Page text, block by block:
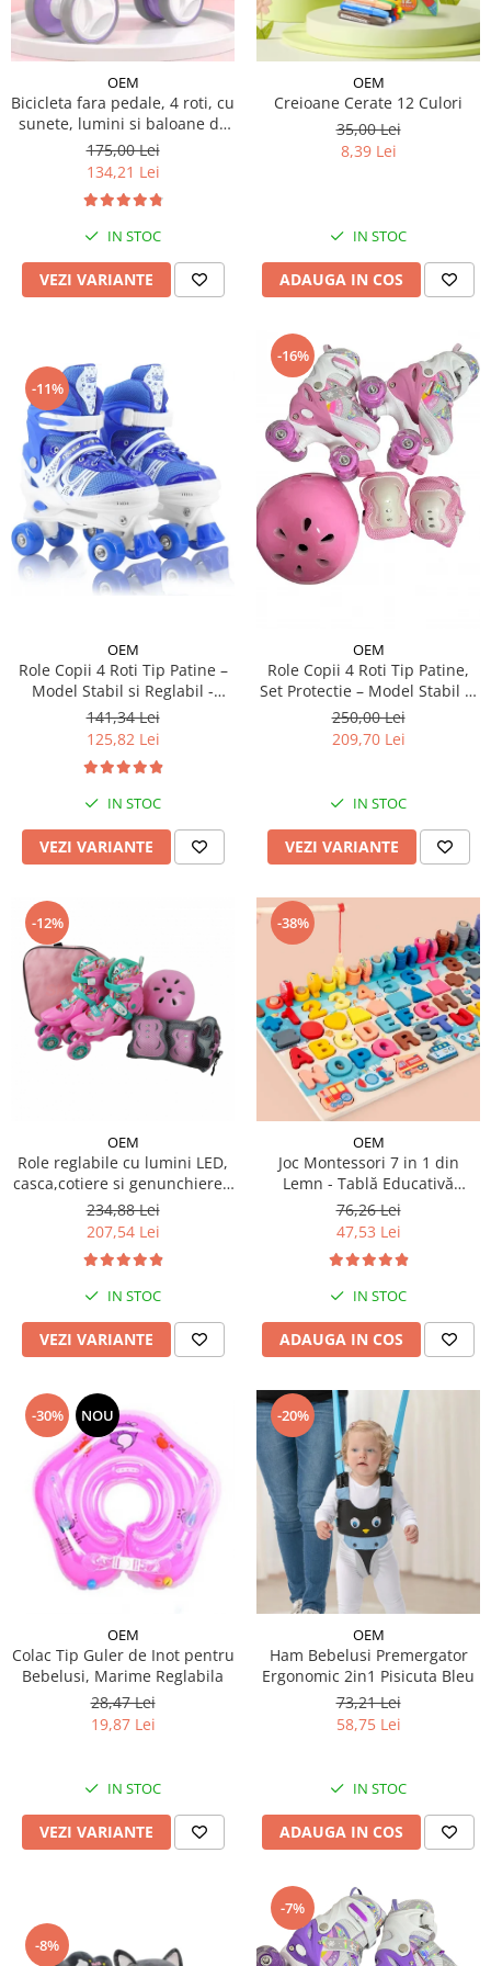
OEM
Bicicleta fara pedale, 4 roti, cu
sunete, lumini si baloane de
sapun
175,00 Lei
134,21 Lei
IN STOC
VEZI VARIANTE
OEM
Creioane Cerate 12 Culori
35,00 Lei
8,39 Lei
IN STOC
ADAUGA IN COS
-11%
OEM
Role Copii 4 Roti Tip Patine –
Model Stabil si Reglabil -
Albastru
141,34 Lei
125,82 Lei
IN STOC
VEZI VARIANTE
-16%
OEM
Role Copii 4 Roti Tip Patine,
Set Protectie – Model Stabil si
Reglabil - Roz
250,00 Lei
209,70 Lei
IN STOC
VEZI VARIANTE
-12%
OEM
Role reglabile cu lumini LED,
casca,cotiere si genunchiere -
Ursuletul vesel Panda
234,88 Lei
207,54 Lei
IN STOC
VEZI VARIANTE
-38%
OEM
Joc Montessori 7 in 1 din
Lemn - Tablă Educativă
Logaritmică
76,26 Lei
47,53 Lei
IN STOC
ADAUGA IN COS
-30% NOU
OEM
Colac Tip Guler de Inot pentru
Bebelusi, Marime Reglabila
28,47 Lei
19,87 Lei
IN STOC
VEZI VARIANTE
-20%
OEM
Ham Bebelusi Premergator
Ergonomic 2in1 Pisicuta Bleu
73,21 Lei
58,75 Lei
IN STOC
ADAUGA IN COS
-8%
-7%